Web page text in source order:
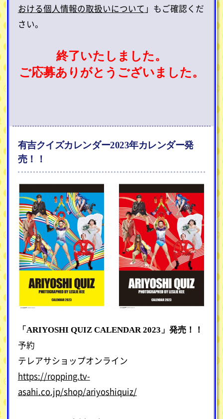
おける個人情報の取扱いについて 」もご確認くだ
さい。
終了いたしました。
ご応募ありがとうございました。
有吉クイズカレンダー2023年カレンダー発
売！！
「ARIYOSHI QUIZ CALENDAR 2023」発売！！
予約
テレアサショップオンライン
https://ropping.tv-
asahi.co.jp/shop/ariyoshiquiz/